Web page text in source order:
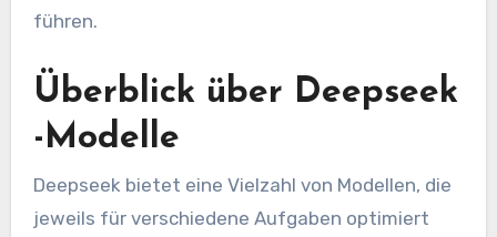
führen.
Überblick über Deepseek
-Modelle
Deepseek bietet eine Vielzahl von Modellen, die
jeweils für verschiedene Aufgaben optimiert